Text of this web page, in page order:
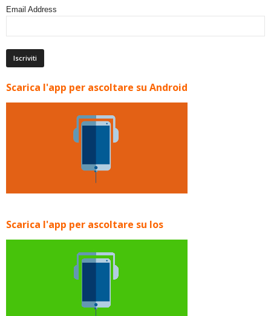
Email Address
Scarica l'app per ascoltare su Android
Scarica l'app per ascoltare su Ios